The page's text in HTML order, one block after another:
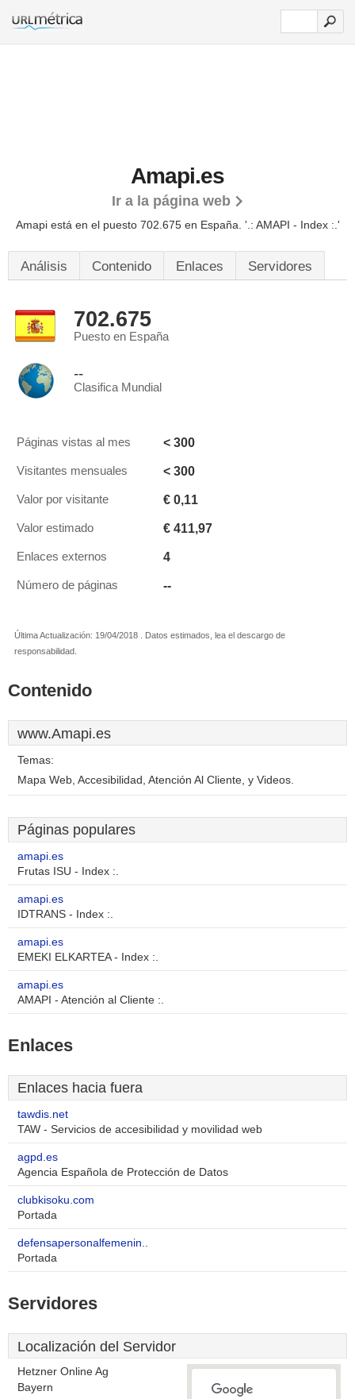
Amapi.es
Ir a la página web
Amapi está en el puesto 702.675 en España. '.: AMAPI - Index :.'
Análisis Contenido Enlaces Servidores
702.675
Puesto en España
--
Clasifica Mundial
Páginas vistas al mes < 300
Visitantes mensuales < 300
Valor por visitante € 0,11
Valor estimado € 411,97
Enlaces externos 4
Número de páginas --
Última Actualización: 19/04/2018 . Datos estimados, lea el descargo de
responsabilidad.
Contenido
www.Amapi.es
Temas:
Mapa Web, Accesibilidad, Atención Al Cliente, y Videos.
Páginas populares
amapi.es
Frutas ISU - Index :.
amapi.es
IDTRANS - Index :.
amapi.es
EMEKI ELKARTEA - Index :.
amapi.es
AMAPI - Atención al Cliente :.
Enlaces
Enlaces hacia fuera
tawdis.net
TAW - Servicios de accesibilidad y movilidad web
agpd.es
Agencia Española de Protección de Datos
clubkisoku.com
Portada
defensapersonalfemenin..
Portada
Servidores
Localización del Servidor
Hetzner Online Ag
Bayern